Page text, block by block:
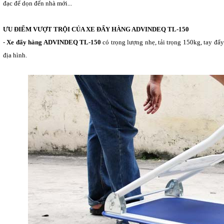
đạc để dọn đến nhà mới...
ƯU ĐIỂM VƯỢT TRỘI CỦA XE ĐẨY HÀNG ADVINDEQ TL-150
-Xe đẩy hàng ADVINDEQ TL-150 có trọng lượng nhẹ, tải trọng 150kg, tay
địa hình.